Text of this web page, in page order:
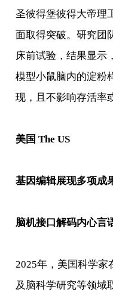
圣彼得堡彼得大帝理
面取得突破。研究团
床前试验，结果显示
模型小鼠脑内的淀粉
现，且不影响存活率
美国 The US
基因编辑展现多项成
脑机接口解码内心言
2025年，美国科学家
及脑科学研究等领域